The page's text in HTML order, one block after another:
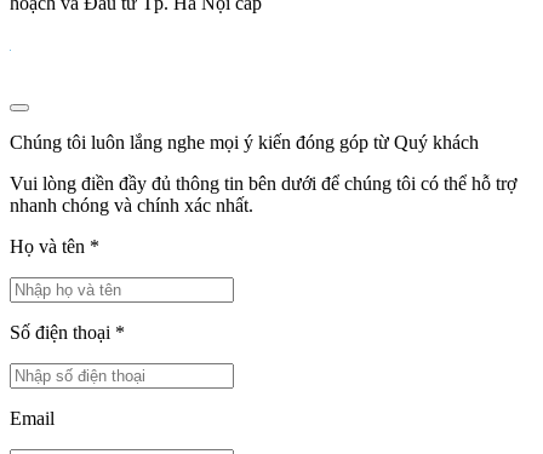
Chúng tôi luôn lắng nghe mọi ý kiến đóng góp từ Quý khách
Vui lòng điền đầy đủ thông tin bên dưới để chúng tôi có thể hỗ trợ
nhanh chóng và chính xác nhất.
Họ và tên *
Số điện thoại *
Email